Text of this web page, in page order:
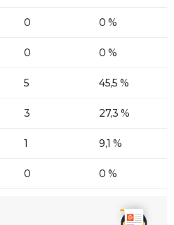
0 0 %
0 0 %
5 45,5 %
3 27,3 %
1 9,1 %
0 0 %